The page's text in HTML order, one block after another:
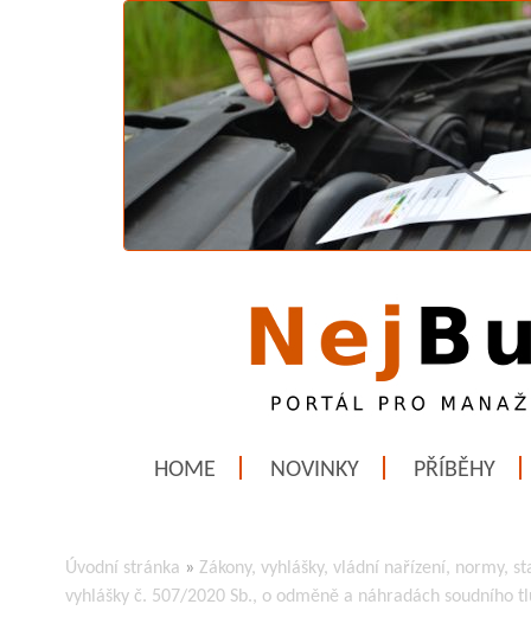
HOME NOVINKY PŘÍBĚHY
Úvodní stránka » Zákony, vyhlášky, vládní nařízení, normy,
vyhlášky č. 507/2020 Sb., o odměně a náhradách soudního